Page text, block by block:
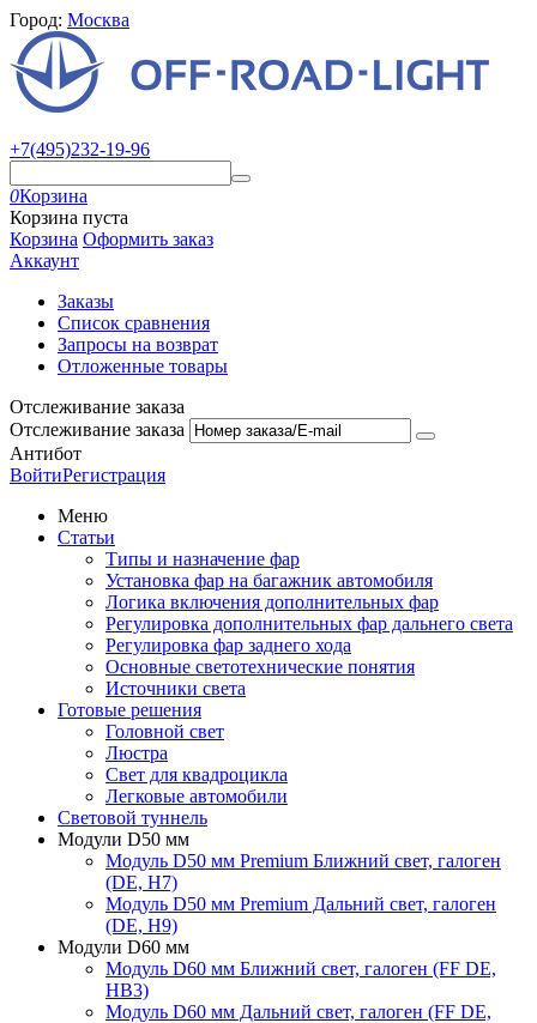
Город: Москва
+7(495)232-19-96
0Корзина
Корзина пуста
Корзина Оформить заказ
Аккаунт
Заказы
Список сравнения
Запросы на возврат
Отложенные товары
Отслеживание заказа
Отслеживание заказа
Антибот
ВойтиРегистрация
Меню
Статьи
Типы и назначение фар
Установка фар на багажник автомобиля
Логика включения дополнительных фар
Регулировка дополнительных фар дальнего света
Регулировка фар заднего хода
Основные светотехнические понятия
Источники света
Готовые решения
Головной свет
Люстра
Свет для квадроцикла
Легковые автомобили
Световой туннель
Модули D50 мм
Модуль D50 мм Premium Ближний свет, галоген
(DE, H7)
Модуль D50 мм Premium Дальний свет, галоген
(DE, H9)
Модули D60 мм
Модуль D60 мм Ближний свет, галоген (FF DE,
HB3)
Модуль D60 мм Дальний свет, галоген (FF DE,